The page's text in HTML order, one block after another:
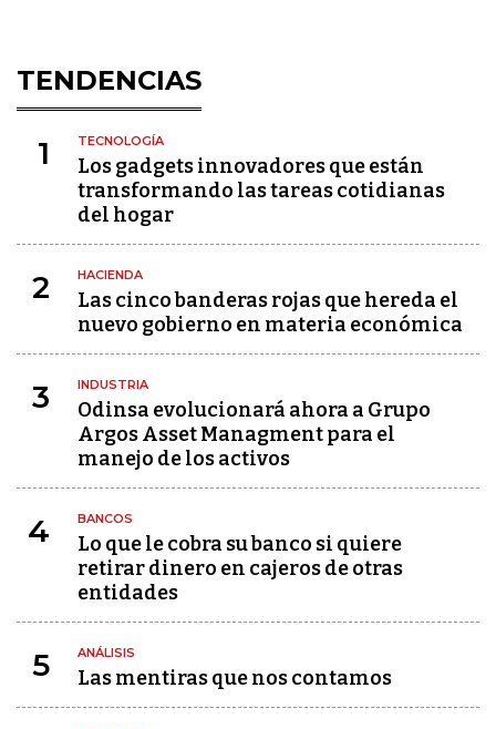
TENDENCIAS
1 TECNOLOGÍA
Los gadgets innovadores que están
transformando las tareas cotidianas
del hogar
2 HACIENDA
Las cinco banderas rojas que hereda el
nuevo gobierno en materia económica
3 INDUSTRIA
Odinsa evolucionará ahora a Grupo
Argos Asset Managment para el
manejo de los activos
4 BANCOS
Lo que le cobra su banco si quiere
retirar dinero en cajeros de otras
entidades
5 ANÁLISIS
Las mentiras que nos contamos